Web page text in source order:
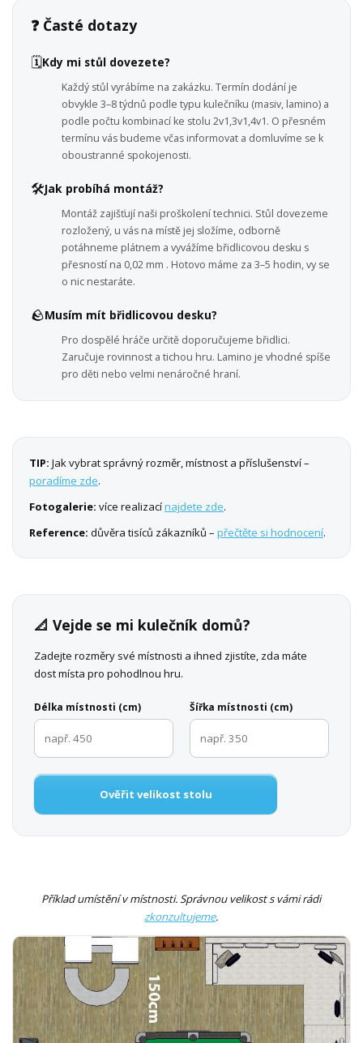
❓ Časté dotazy
🗓️Kdy mi stůl dovezete?
Každý stůl vyrábíme na zakázku. Termín dodání je
obvykle 3–8 týdnů podle typu kulečníku (masiv, lamino) a
podle počtu kombinací ke stolu 2v1,3v1,4v1. O přesném
termínu vás budeme včas informovat a domluvíme se k
oboustranné spokojenosti.
🛠️Jak probíhá montáž?
Montáž zajišťují naši proškolení technici. Stůl dovezeme
rozložený, u vás na místě jej složíme, odborně
potáhneme plátnem a vyvážíme břidlicovou desku s
přesností na 0,02 mm . Hotovo máme za 3–5 hodin, vy se
o nic nestaráte.
🪨Musím mít břidlicovou desku?
Pro dospělé hráče určitě doporučujeme břidlici.
Zaručuje rovinnost a tichou hru. Lamino je vhodné spíše
pro děti nebo velmi nenáročné hraní.
TIP: Jak vybrat správný rozměr, místnost a příslušenství –
poradíme zde.
Fotogalerie: více realizacínajdete zde.
Reference: důvěra tisíců zákazníků – přečtěte si hodnocení.
📐 Vejde se mi kulečník domů?
Zadejte rozměry své místnosti a ihned zjistíte, zda máte
dost místa pro pohodlnou hru.
Délka místnosti (cm) Šířka místnosti (cm)
Ověřit velikost stolu
Příklad umístění v místnosti. Správnou velikost s vámi rádi
zkonzultujeme.